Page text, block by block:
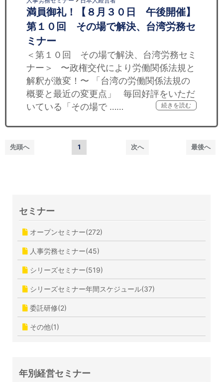
満員御礼！【８月３０日 午後開催】
第１０回 その場で解決、台湾労務セ
ミナー
＜第１０回 その場で解決、台湾労務セミ
ナー＞ 〜政権交代により労働関係法規と
解釈が激変！〜 「台湾の労働関係法規の
概要と最近の変更点」 毎回好評をいただ
いている「その場で ……
続きを読む
先頭へ 1 次へ 最後へ
セミナー
オープンセミナー(272)
人事労務セミナー(45)
シリーズセミナー(519)
シリーズセミナー年間スケジュール(37)
委託研修(2)
その他(1)
年別経営セミナー